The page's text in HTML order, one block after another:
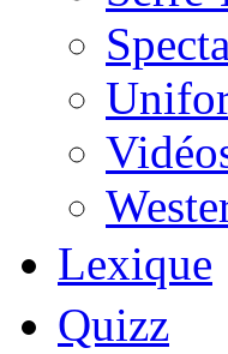
Lexique
Quizz